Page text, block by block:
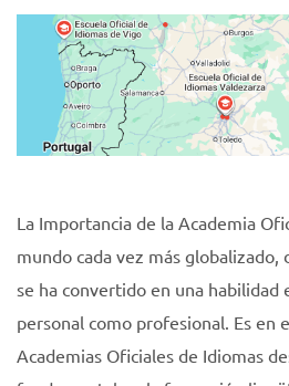
La Importancia de la Academia
mundo cada vez más
se ha convertido en una habilidad
personal como profesional. Es en
Academias Oficiales de Idiomas